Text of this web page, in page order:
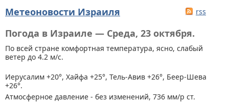
Метеоновости Израиля rss
Погода в Израиле — Среда, 23 октября.
По всей стране комфортная температура, ясно, слабый
ветер до 4.2 м/с.
Иерусалим +20°, Хайфа +25°, Тель-Авив +26°, Беер-Шева
+26°.
Атмосферное давление - без изменений, 736 мм/р ст.